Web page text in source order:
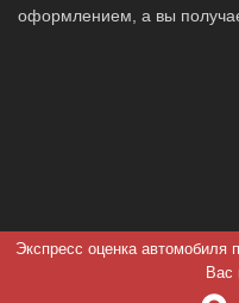
оформлением, а вы
Экспресс оценка автомобиля
Вас